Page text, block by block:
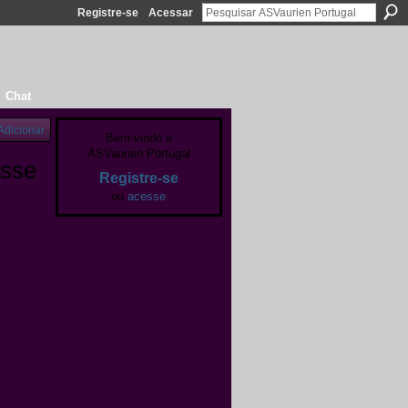
Registre-se Acessar
Chat
Bem-vindo a
ASVaurien Portugal
Registre-se
ou acesse